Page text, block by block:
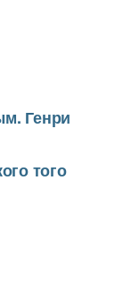
Генри
того